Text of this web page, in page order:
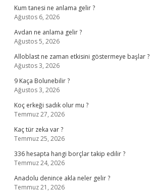
Kum tanesi ne anlama gelir ?
Ağustos 6, 2026
Avdan ne anlama gelir ?
Ağustos 5, 2026
Alloblast ne zaman etkisini göstermeye başlar ?
Ağustos 3, 2026
9 Kaça Bolunebilir ?
Ağustos 3, 2026
Koç erkeği sadık olur mu ?
Temmuz 27, 2026
Kaç tür zeka var ?
Temmuz 25, 2026
336 hesapta hangi borçlar takip edilir ?
Temmuz 24, 2026
Anadolu denince akla neler gelir ?
Temmuz 21, 2026